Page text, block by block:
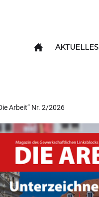
AKTUELLES
Arbeit“ Nr. 2/2026